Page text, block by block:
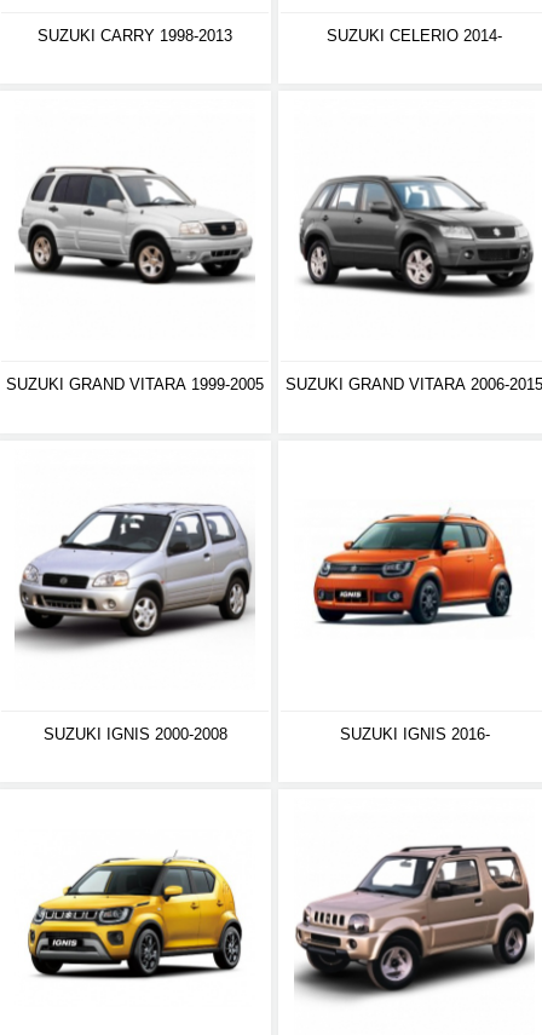
SUZUKI CARRY 1998-2013 SUZUKI CELERIO 2014-
SUZUKI GRAND VITARA 1999-2005 SUZUKI GRAND VITARA 2006-2015
SUZUKI IGNIS 2000-2008 SUZUKI IGNIS 2016-